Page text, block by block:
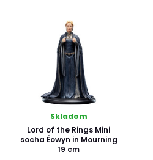
Skladom
Lord of the Rings Mini
socha Éowyn in Mourning
19 cm